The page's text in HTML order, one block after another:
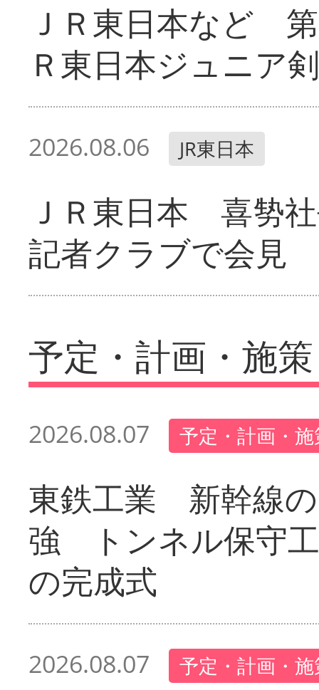
ＪＲ東日本など
Ｒ東日本ジュニア
2026.08.06 JR東日本
ＪＲ東日本 喜㔟
記者クラブで会見
予定・計画・施策
2026.08.07 予定・計画・
東鉄工業 新幹線
強 トンネル保守
の完成式
2026.08.07 予定・計画・